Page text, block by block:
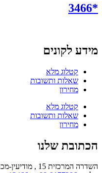
*3466
מידע לקונים
קטלוג מלא
שאלות ותשובות
מחירון
קטלוג מלא
שאלות ותשובות
מחירון
הכתובת שלנו
השדרה המרכזית 15 , מודיעין-מכבים-רעות